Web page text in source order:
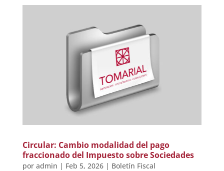
Circular: Cambio modalidad del pago
fraccionado del Impuesto sobre Sociedades
por admin | Feb 5, 2026| Boletín Fiscal